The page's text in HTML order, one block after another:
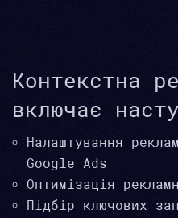
Контекстна
включає
Налаштування
Google Ads
Оптимізація
Підбір ключових